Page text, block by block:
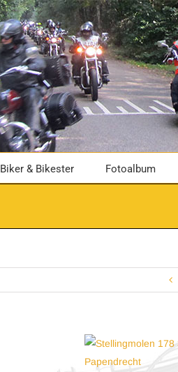
Biker & Bikester Fotoalbum